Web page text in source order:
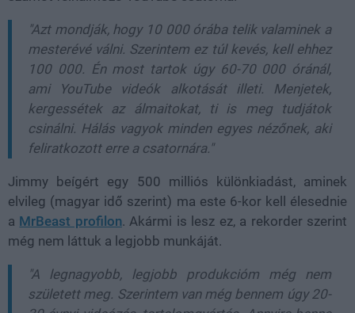
"Azt mondják, hogy 10 000 órába telik valaminek a
mesterévé válni. Szerintem ez túl kevés, kell ehhez
100 000. Én most tartok úgy 60-70 000 óránál,
ami YouTube videók alkotását illeti. Menjetek,
kergessétek az álmaitokat, ti is meg tudjátok
csinálni. Hálás vagyok minden egyes nézőnek, aki
feliratkozott erre a csatornára."
Jimmy beígért egy 500 milliós különkiadást, aminek
elvileg (magyar idő szerint) ma este 6-kor kell élesednie
a MrBeast profilon. Akármi is lesz ez, a rekorder szerint
még nem láttuk a legjobb munkáját.
"A legnagyobb, legjobb produkcióm még nem
született meg. Szerintem van még bennem úgy 20-